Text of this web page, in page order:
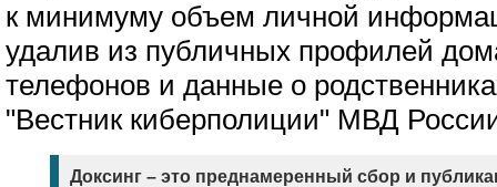
к минимуму объем личной
удалив из публичных профилей
телефонов и данные о
"Вестник киберполиции" МВД
Доксинг – это преднамеренный сбор и